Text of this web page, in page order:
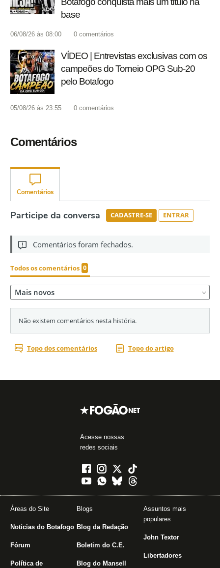
base
06/08/26 às 08:00 0 comentários
VÍDEO | Entrevistas exclusivas com os
campeões do Torneio OPG Sub-20
pelo Botafogo
05/08/26 às 23:55 0 comentários
Comentários
Acesse nossas
redes sociais
Áreas do Site
Notícias do Botafogo
Fórum
Política de
Blogs
Blog da Redação
Boletim do C.E.
Blog do Mansell
Assuntos mais
populares
John Textor
Libertadores